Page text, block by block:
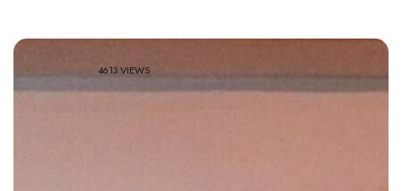
4613 VIEWS